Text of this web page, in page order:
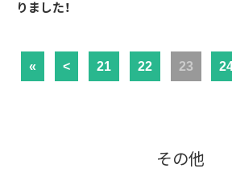
りました！
« < 21 22 23
その他